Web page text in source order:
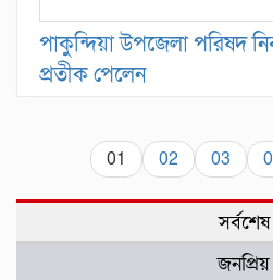
পাকুন্দিয়া উপজেলা পরিষদ
প্রতীক পেলেন
01 02 03
সর্বশেষ
জনপ্রিয়